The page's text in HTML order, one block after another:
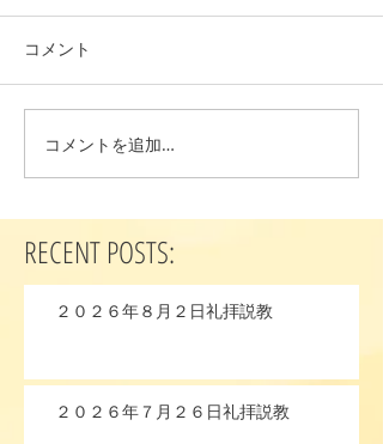
コメント
コメントを追加…
RECENT POSTS:
２０２６年８月２日礼拝説教
２０２６年７月２６日礼拝説教